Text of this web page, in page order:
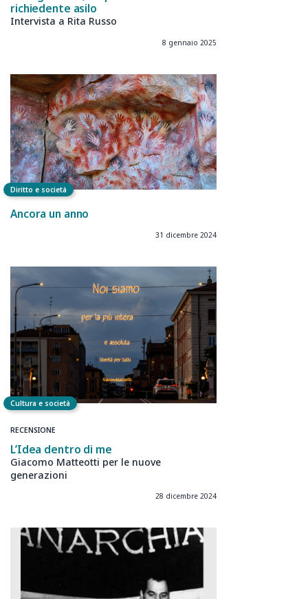
richiedente asilo
Intervista a Rita Russo
8 gennaio 2025
Diritto e società
Ancora un anno
31 dicembre 2024
Cultura e società
RECENSIONE
L’Idea dentro di me
Giacomo Matteotti per le nuove
generazioni
28 dicembre 2024